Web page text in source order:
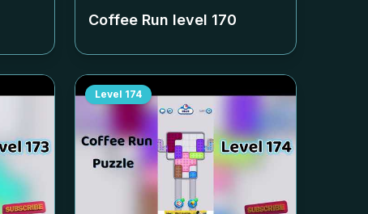
Coffee Run level 170
Level 174